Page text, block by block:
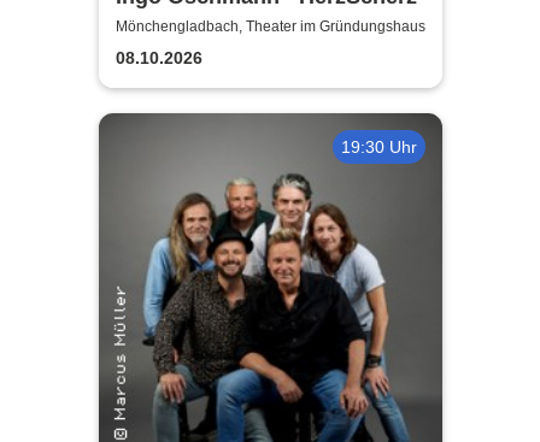
Mönchengladbach, Theater im Gründungshaus
08.10.2026
19:30 Uhr